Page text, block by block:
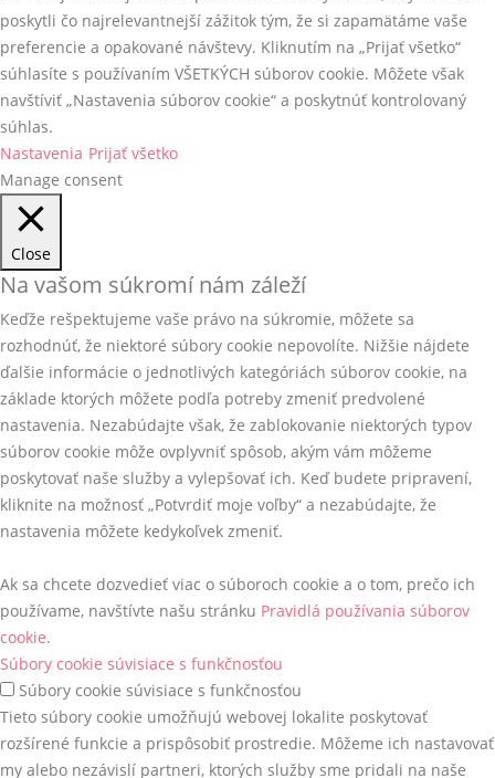
poskytli čo najrelevantnejší zážitok tým, že si zapamätáme vaše
preferencie a opakované návštevy. Kliknutím na „Prijať všetko“
súhlasíte s používaním VŠETKÝCH súborov cookie. Môžete však
navštíviť „Nastavenia súborov cookie“ a poskytnúť kontrolovaný
súhlas.
Nastavenia Prijať všetko
Manage consent
Close
Na vašom súkromí nám záleží
Keďže rešpektujeme vaše právo na súkromie, môžete sa
rozhodnúť, že niektoré súbory cookie nepovolíte. Nižšie nájdete
ďalšie informácie o jednotlivých kategóriách súborov cookie, na
základe ktorých môžete podľa potreby zmeniť predvolené
nastavenia. Nezabúdajte však, že zablokovanie niektorých typov
súborov cookie môže ovplyvniť spôsob, akým vám môžeme
poskytovať naše služby a vylepšovať ich. Keď budete pripravení,
kliknite na možnosť „Potvrdiť moje voľby“ a nezabúdajte, že
nastavenia môžete kedykoľvek zmeniť.
Ak sa chcete dozvedieť viac o súboroch cookie a o tom, prečo ich
používame, navštívte našu stránku Pravidlá používania súborov
cookie.
Súbory cookie súvisiace s funkčnosťou
Súbory cookie súvisiace s funkčnosťou
Tieto súbory cookie umožňujú webovej lokalite poskytovať
rozšírené funkcie a prispôsobiť prostredie. Môžeme ich nastavovať
my alebo nezávislí partneri, ktorých služby sme pridali na naše